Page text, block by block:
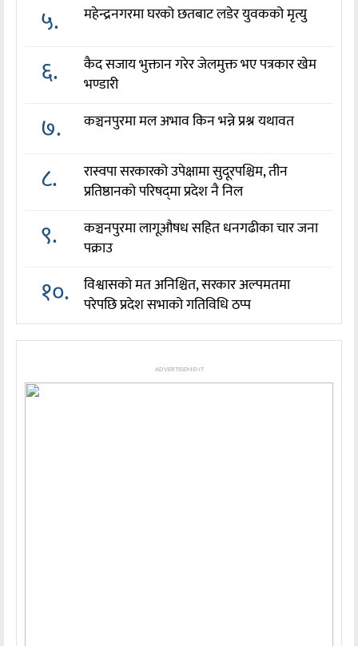
५. महेन्द्रनगरमा घरको छतबाट लडेर युवकको मृत्यु
६.
कैद सजाय भुक्तान गरेर जेलमुक्त भए पत्रकार खेम
भण्डारी
७. कञ्चनपुरमा मल अभाव किन भन्ने प्रश्न यथावत
८.
रास्वपा सरकारको उपेक्षामा सुदूरपश्चिम, तीन
प्रतिष्ठानको परिषद्‌मा प्रदेश नै निल
९.
कञ्चनपुरमा लागूऔषध सहित धनगढीका चार जना
पक्राउ
१०.
विश्वासको मत अनिश्चित, सरकार अल्पमतमा
परेपछि प्रदेश सभाको गतिविधि ठप्प
ADVERTISEMENT